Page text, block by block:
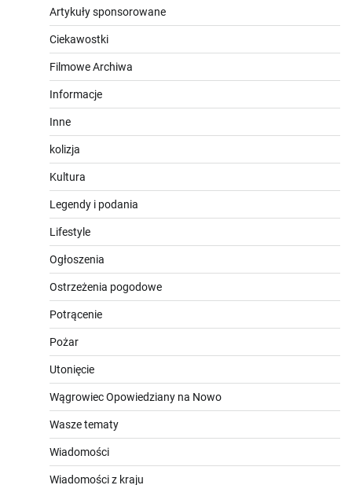
Artykuły sponsorowane
Ciekawostki
Filmowe Archiwa
Informacje
Inne
kolizja
Kultura
Legendy i podania
Lifestyle
Ogłoszenia
Ostrzeżenia pogodowe
Potrącenie
Pożar
Utonięcie
Wągrowiec Opowiedziany na Nowo
Wasze tematy
Wiadomości
Wiadomości z kraju